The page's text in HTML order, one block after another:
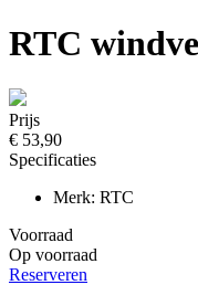
RTC
Prijs
€ 53,90
Specificaties
Merk: RTC
Voorraad
Op voorraad
Reserveren